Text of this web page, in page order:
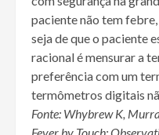
paciente não tem febre,
seja de que o paciente
racional é mensurar a
preferência com um
termômetros digitais
Fonte: Whybrew K,